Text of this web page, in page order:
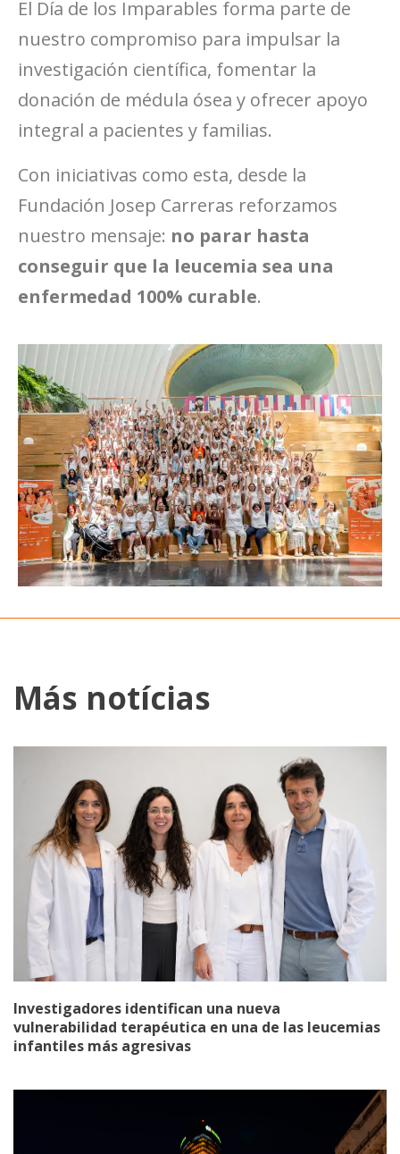
El Día de los Imparables forma parte de
nuestro compromiso para impulsar la
investigación científica, fomentar la
donación de médula ósea y ofrecer apoyo
integral a pacientes y familias.
Con iniciativas como esta, desde la
Fundación Josep Carreras reforzamos
nuestro mensaje: no parar hasta
conseguir que la leucemia sea una
enfermedad 100% curable.
Más notícias
Investigadores identifican una nueva
vulnerabilidad terapéutica en una de las leucemias
infantiles más agresivas